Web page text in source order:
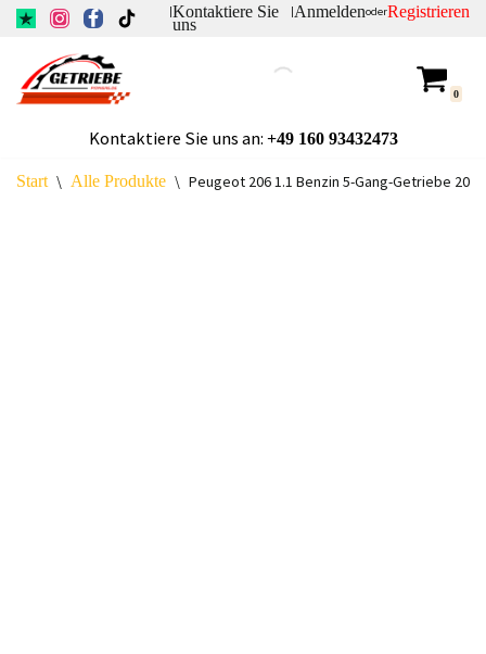
Inhalt
springen
|Kontaktiere Sie
uns
|AnmeldenoderRegistrieren
0
Kontaktiere Sie uns an: +49160 93432473
Start \ Alle Produkte \ Peugeot 206 1.1 Benzin 5-Gang-Getriebe